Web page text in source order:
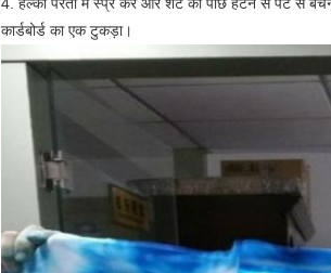
कार्डबोर्ड का एक टुकड़ा।